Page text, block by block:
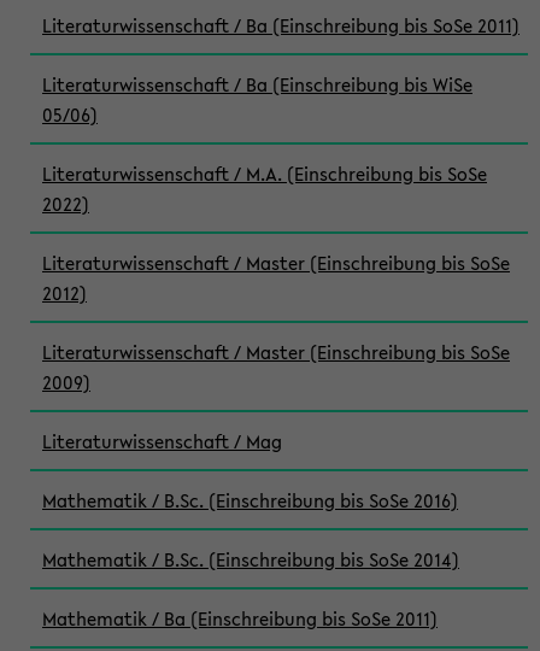
Literaturwissenschaft / Ba (Einschreibung bis SoSe 2011)
Literaturwissenschaft / Ba (Einschreibung bis WiSe
05/06)
Literaturwissenschaft / M.A. (Einschreibung bis SoSe
2022)
Literaturwissenschaft / Master (Einschreibung bis SoSe
2012)
Literaturwissenschaft / Master (Einschreibung bis SoSe
2009)
Literaturwissenschaft / Mag
Mathematik / B.Sc. (Einschreibung bis SoSe 2016)
Mathematik / B.Sc. (Einschreibung bis SoSe 2014)
Mathematik / Ba (Einschreibung bis SoSe 2011)